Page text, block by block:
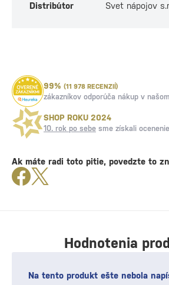
Distribútor
Svet nápojov
Hodnotenia
Na tento produkt ešte nebola
99% (11 978 RECENZIÍ)
zákazníkov odporúča nákup v
SHOP ROKU 2024
10. rok po sebe sme získali
Ak máte radi toto pitie, povedzte to